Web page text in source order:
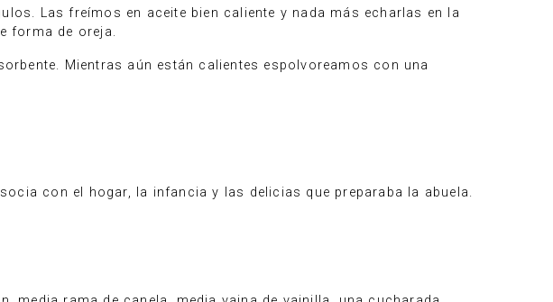
Las freímos en aceite bien caliente y nada más echarlas en la
forma de oreja.
Mientras aún están calientes espolvoreamos con una
con el hogar, la infancia y las delicias que preparaba la abuela.